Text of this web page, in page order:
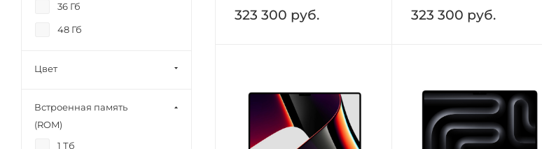
323 300 руб. 323 300 руб.
36 Гб
48 Гб
Цвет
Встроенная память
(ROM)
1 Тб